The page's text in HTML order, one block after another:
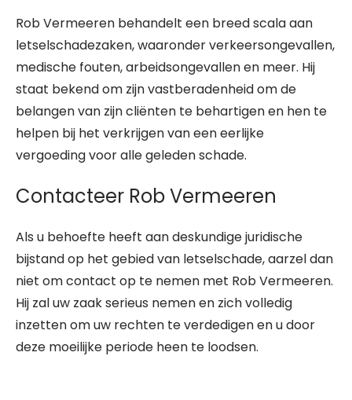
Rob Vermeeren behandelt een breed scala aan
letselschadezaken, waaronder verkeersongevallen,
medische fouten, arbeidsongevallen en meer. Hij
staat bekend om zijn vastberadenheid om de
belangen van zijn cliënten te behartigen en hen te
helpen bij het verkrijgen van een eerlijke
vergoeding voor alle geleden schade.
Contacteer Rob Vermeeren
Als u behoefte heeft aan deskundige juridische
bijstand op het gebied van letselschade, aarzel dan
niet om contact op te nemen met Rob Vermeeren.
Hij zal uw zaak serieus nemen en zich volledig
inzetten om uw rechten te verdedigen en u door
deze moeilijke periode heen te loodsen.